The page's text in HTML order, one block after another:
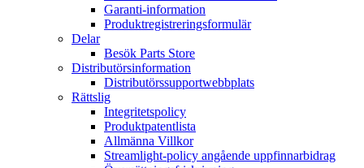
Garanti-information
Produktregistreringsformulär
Delar
Besök Parts Store
Distributörsinformation
Distributörssupportwebbplats
Rättslig
Integritetspolicy
Produktpatentlista
Allmänna Villkor
Streamlight-policy angående uppfinnarbidrag